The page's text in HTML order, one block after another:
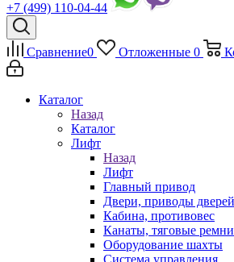
+7 (499) 110-04-44
Сравнение0 Отложенные 0
Каталог
Назад
Каталог
Лифт
Назад
Лифт
Главный привод
Двери, приводы дверей
Кабина, противовес
Канаты, тяговые ремни
Оборудование шахты
Система управления